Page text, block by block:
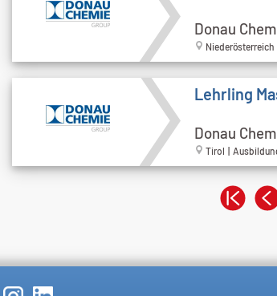
Donau
Niederösterreich
Lehrling
Donau
Tirol |